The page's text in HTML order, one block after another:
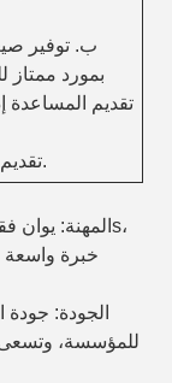
ب. توفير
بمورد ممتاز
(د) تقديم الدعم الفني اللازم عند الطلب.
خبرة واسعة
للمؤسسة، وتسعى